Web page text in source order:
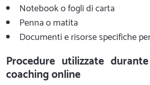
Notebook o fogli di carta
Penna o matita
Documenti e risorse specifiche
Procedure utilizzate
coaching online